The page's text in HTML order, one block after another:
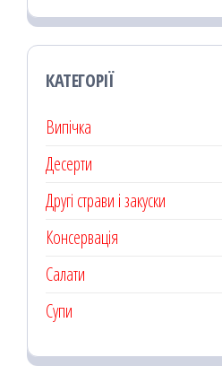
КАТЕГОРІЇ
Випічка
Десерти
Другі страви і закуски
Консервація
Салати
Супи